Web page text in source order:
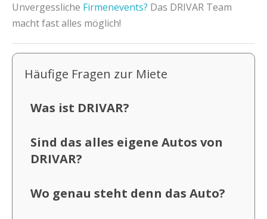
Unvergessliche Firmenevents? Das DRIVAR Team
macht fast alles möglich!
Häufige Fragen zur Miete
Was ist DRIVAR?
Sind das alles eigene Autos von
DRIVAR?
Wo genau steht denn das Auto?